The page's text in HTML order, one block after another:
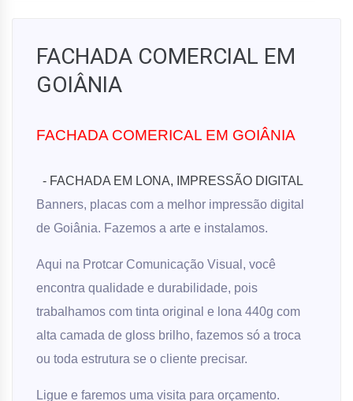
FACHADA COMERCIAL EM
GOIÂNIA
FACHADA COMERICAL EM GOIÂNIA
- FACHADA EM LONA, IMPRESSÃO DIGITAL
Banners, placas com a melhor impressão digital
de Goiânia. Fazemos a arte e instalamos.
Aqui na Protcar Comunicação Visual, você
encontra qualidade e durabilidade, pois
trabalhamos com tinta original e lona 440g com
alta camada de gloss brilho, fazemos só a troca
ou toda estrutura se o cliente precisar.
Ligue e faremos uma visita para orçamento.